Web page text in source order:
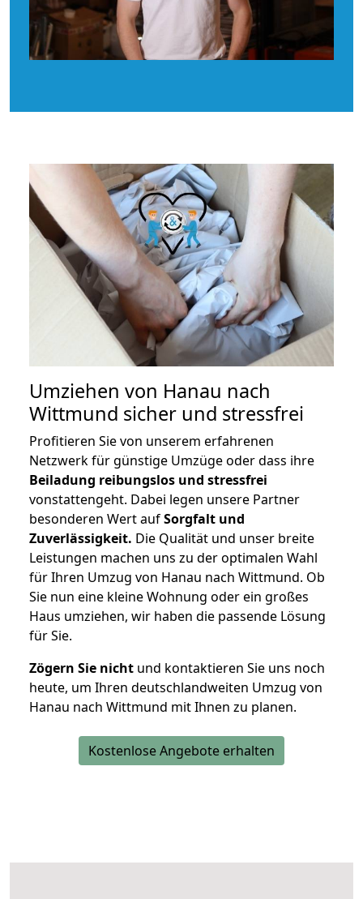
Umziehen von Hanau nach
Wittmund sicher und stressfrei
Profitieren Sie von unserem erfahrenen
Netzwerk für günstige Umzüge oder dass ihre
Beiladung reibungslos und stressfrei
vonstattengeht. Dabei legen unsere Partner
besonderen Wert aufSorgfalt und
Zuverlässigkeit. Die Qualität und unser breite
Leistungen machen uns zu der optimalen Wahl
für Ihren Umzug von Hanau nach Wittmund. Ob
Sie nun eine kleine Wohnung oder ein großes
Haus umziehen, wir haben die passende Lösung
für Sie.
Zögern Sie nicht und kontaktieren Sie uns noch
heute, um Ihren deutschlandweiten Umzug von
Hanau nach Wittmund mit Ihnen zu planen.
Kostenlose Angebote erhalten